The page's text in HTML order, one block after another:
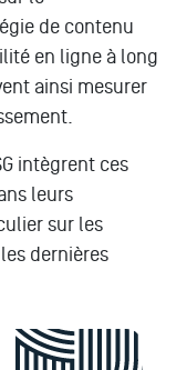
de contenu
en ligne à long
ainsi mesurer
intègrent ces
leurs
sur les
dernières